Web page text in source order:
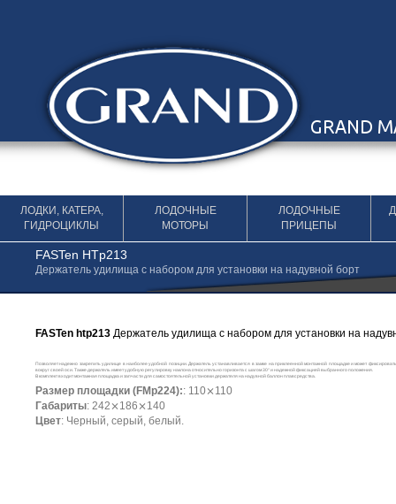
ЛОДКИ, КАТЕРА,
ГИДРОЦИКЛЫ
ЛОДОЧНЫЕ
МОТОРЫ
ЛОДОЧНЫЕ
ПРИЦЕПЫ
FASTen HTp213
Держатель удилища с набором для установки на надувной борт
FASTen htp213 Держатель удилища с набором для установки на
Позволяет надежно закрепить удилище в наиболее удобной позиции. Держатель устанавливается в замке на приклеенной монтажной площадке и может
вокруг своей оси. Также держатель имеет удобную регулировку наклона относительно горизонта с шагом 30° и надежной фиксацией выбранного положения.
В комплект входит монтажная площадка и запчасти для самостоятельной установки держателя на надувной баллон плавсредства.
Размер площадки (FMp224):: 110⨯110
Габариты: 242⨯186⨯140
Цвет: Черный, серый, белый.